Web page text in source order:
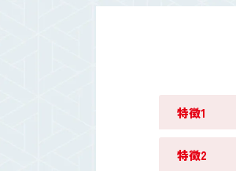
特徴1
特徴2